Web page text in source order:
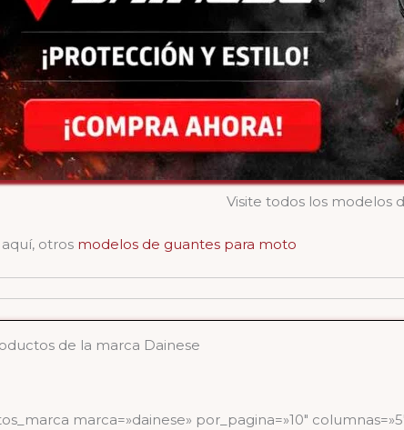
Visite todos los modelos
otros modelos de guantes para moto
de la marca Dainese
marca=»dainese» por_pagina=»10″